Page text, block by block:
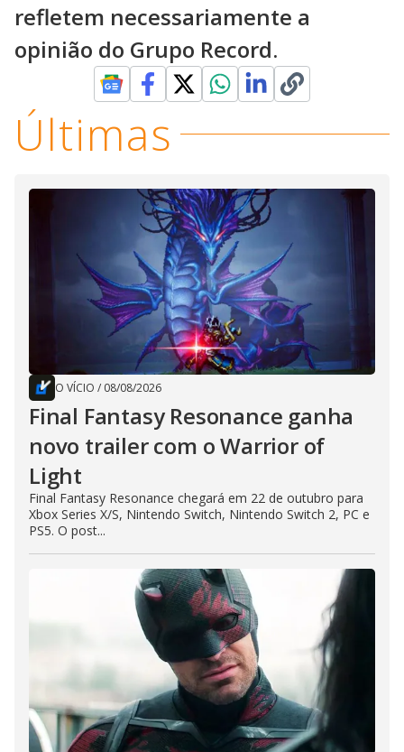
refletem necessariamente a
opinião do Grupo Record.
Últimas
O VÍCIO / 08/08/2026
Final Fantasy Resonance ganha
novo trailer com o Warrior of
Light
Final Fantasy Resonance chegará em 22 de outubro para
Xbox Series X/S, Nintendo Switch, Nintendo Switch 2, PC e
PS5. O post...